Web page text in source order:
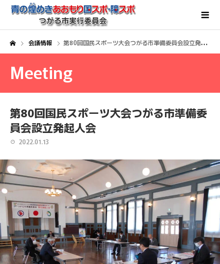
会議情報 第80回国民スポーツ大会つがる市準備委員会設立発起人会
Meeting
第80回国民スポーツ大会つがる市準備委
員会設立発起人会
2022.01.13